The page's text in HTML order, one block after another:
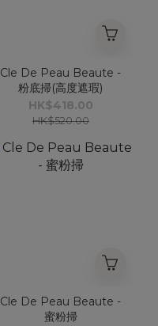
Cle De Peau Beaute -
粉底掃(高度遮瑕)
HK$418.00
HK$520.00
Cle De Peau Beaute -
蜜粉掃